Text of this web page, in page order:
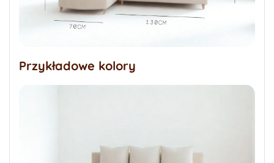
Przykładowe kolory